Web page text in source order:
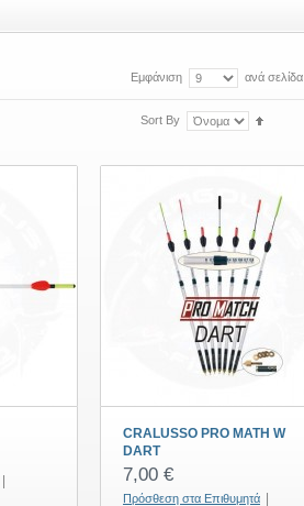
Εμφάνιση ανά σελίδα
Sort By
CRALUSSO PRO MATH W
DART
7,00 €
Πρόσθεση στα Επιθυμητά